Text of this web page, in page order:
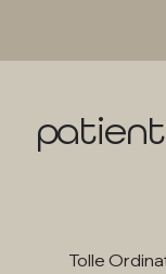
Tolle